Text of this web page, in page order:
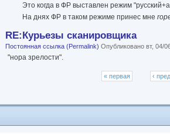
Это когда в ФР выставлен режим
На днях ФР в таком режиме принес мне
RE:Курьезы сканировщика
Постоянная ссылка (Permalink) Опубликовано вт, 04/
"нора зрелости".
« первая ‹